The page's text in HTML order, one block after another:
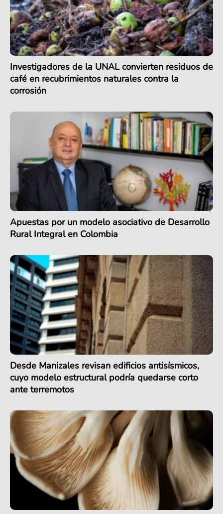
Investigadores de la UNAL convierten residuos de
café en recubrimientos naturales contra la
corrosión
Apuestas por un modelo asociativo de Desarrollo
Rural Integral en Colombia
Desde Manizales revisan edificios antisísmicos,
cuyo modelo estructural podría quedarse corto
ante terremotos